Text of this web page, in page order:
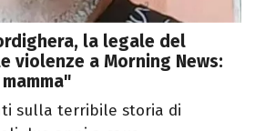
la legale del
violenze a Morning News:
sulla terribile storia di